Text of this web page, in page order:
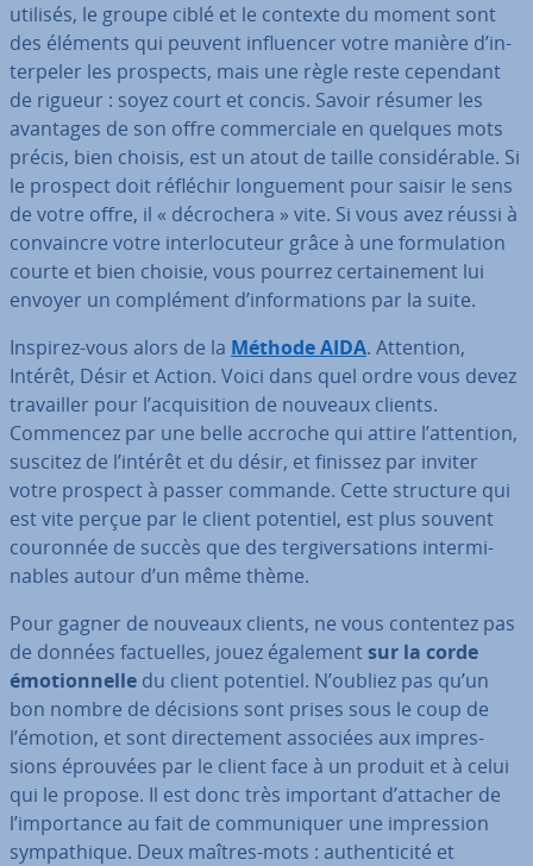
utilisés, le groupe ciblé et le contexte du moment sont
des éléments qui peuvent in­fluen­cer votre manière d’in­
ter­pe­ler les prospects, mais une règle reste cependant
de rigueur : soyez court et concis. Savoir résumer les
avantages de son offre com­mer­ciale en quelques mots
précis, bien choisis, est un atout de taille con­si­dé­rable. Si
le prospect doit réfléchir lon­gue­ment pour saisir le sens
de votre offre, il « dé­cro­chera » vite. Si vous avez réussi à
con­vaincre votre in­ter­lo­cu­teur grâce à une for­mu­la­tion
courte et bien choisie, vous pourrez cer­tai­ne­ment lui
envoyer un com­plé­ment d’in­for­ma­tions par la suite.
Inspirez-vous alors de la Méthode AIDA. Attention,
Intérêt, Désir et Action. Voici dans quel ordre vous devez
tra­vail­ler pour l’ac­qui­si­tion de nouveaux clients.
Commencez par une belle accroche qui attire l’attention,
suscitez de l’intérêt et du désir, et finissez par inviter
votre prospect à passer commande. Cette structure qui
est vite perçue par le client potentiel, est plus souvent
couronnée de succès que des ter­gi­ver­sa­tions in­ter­mi­
nables autour d’un même thème.
Pour gagner de nouveaux clients, ne vous contentez pas
de données fac­tuelles, jouez égalementsur la corde
émo­tion­nelle du client potentiel. N’oubliez pas qu’un
bon nombre de décisions sont prises sous le coup de
l’émotion, et sont di­rec­te­ment associées aux im­pres­
sions éprouvées par le client face à un produit et à celui
qui le propose. Il est donc très important d’attacher de
l’im­por­tance au fait de com­mu­ni­quer une im­pres­sion
sym­pa­thique. Deux maîtres-mots : au­then­ti­cité et